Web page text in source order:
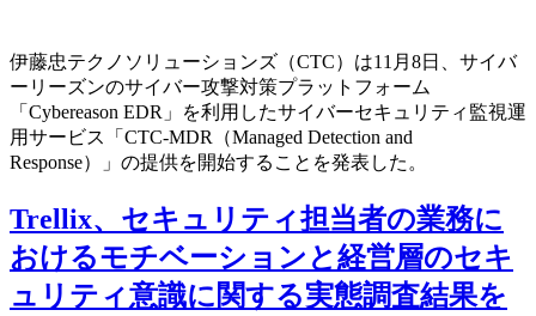
伊藤忠テクノソリューションズ（CTC）は11月8日、サイバ
ーリーズンのサイバー攻撃対策プラットフォーム
「Cybereason EDR」を利用したサイバーセキュリティ監視運
用サービス「CTC-MDR（Managed Detection and
Response）」の提供を開始することを発表した。
Trellix、セキュリティ担当者の業務に
おけるモチベーションと経営層のセキ
ュリティ意識に関する実態調査結果を